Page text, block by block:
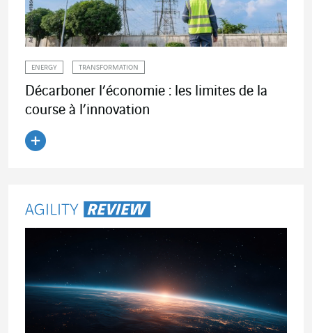
ENERGY TRANSFORMATION
Décarboner l’économie : les limites de la
course à l’innovation